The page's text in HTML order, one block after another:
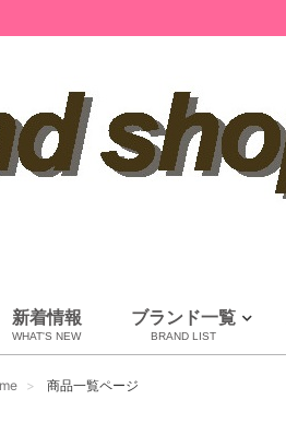
新着情報
WHAT'S NEW
ブランド一覧
BRAND LIST
ルイヴィトン
シャネル
エルメス
全てのブランドを見る
ランス商品一覧ページ